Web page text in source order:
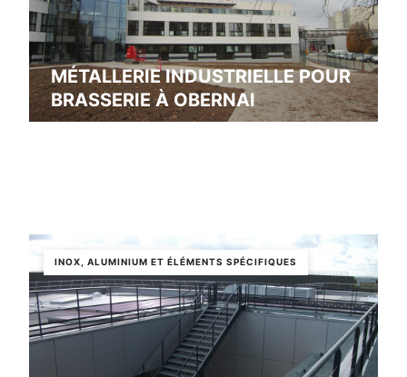
MÉTALLERIE INDUSTRIELLE POUR
BRASSERIE À OBERNAI
INOX, ALUMINIUM ET ÉLÉMENTS SPÉCIFIQUES